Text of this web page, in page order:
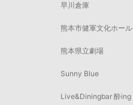
早川倉庫
熊本市健軍文化ホール
熊本県立劇場
Sunny Blue
Live&Diningbar 酔ing